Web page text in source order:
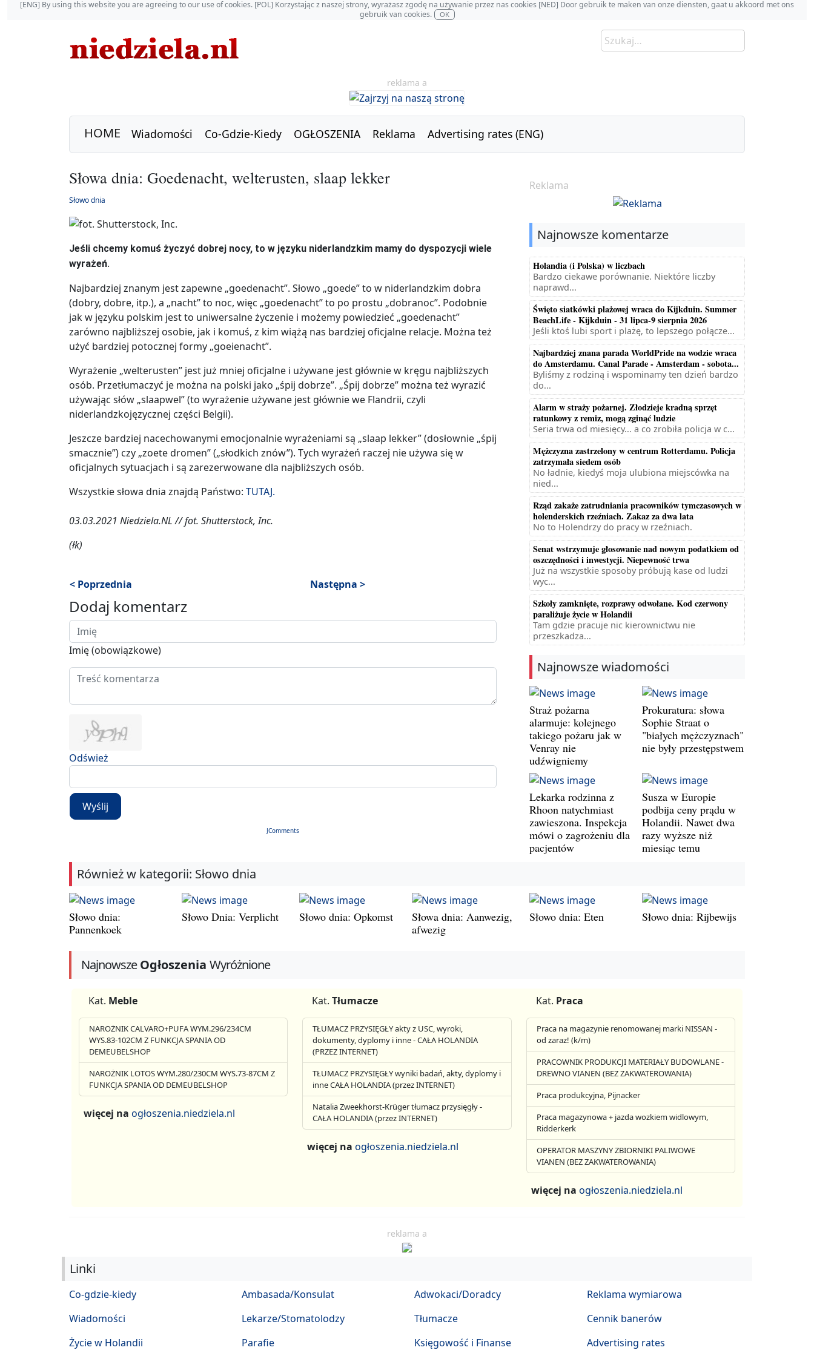
[ENG] By using this website you are agreeing to our use of cookies. [POL] Korzystając z naszej strony, wyrażasz zgodę na używanie przez nas cookies [NED] Door gebruik te maken van onze diensten, gaat u akkoord met ons
gebruik van cookies.
OK
reklama a
HOME Wiadomości Co-Gdzie-Kiedy OGŁOSZENIA Reklama Advertising rates (ENG)
Słowa dnia: Goedenacht, welterusten, slaap lekker
Słowo dnia
Jeśli chcemy komuś życzyć dobrej nocy, to w języku niderlandzkim mamy do dyspozycji wiele
wyrażeń.
Najbardziej znanym jest zapewne „goedenacht”. Słowo „goede” to w niderlandzkim dobra
(dobry, dobre, itp.), a „nacht” to noc, więc „goedenacht” to po prostu „dobranoc”. Podobnie
jak w języku polskim jest to uniwersalne życzenie i możemy powiedzieć „goedenacht”
zarówno najbliższej osobie, jak i komuś, z kim wiążą nas bardziej oficjalne relacje. Można też
użyć bardziej potocznej formy „goeienacht”.
Wyrażenie „welterusten” jest już mniej oficjalne i używane jest głównie w kręgu najbliższych
osób. Przetłumaczyć je można na polski jako „śpij dobrze”. „Śpij dobrze” można też wyrazić
używając słów „slaapwel” (to wyrażenie używane jest głównie we Flandrii, czyli
niderlandzkojęzycznej części Belgii).
Jeszcze bardziej nacechowanymi emocjonalnie wyrażeniami są „slaap lekker” (dosłownie „śpij
smacznie”) czy „zoete dromen” („słodkich znów”). Tych wyrażeń raczej nie używa się w
oficjalnych sytuacjach i są zarezerwowane dla najbliższych osób.
Wszystkie słowa dnia znajdą Państwo: TUTAJ.
03.03.2021 Niedziela.NL // fot. Shutterstock, Inc.
(łk)
< Poprzednia Następna >
Dodaj komentarz
Imię (obowiązkowe)
Odśwież
Wyślij
JComments
Reklama
Najnowsze komentarze
Holandia (i Polska) w liczbach
Bardzo ciekawe porównanie. Niektóre liczby
naprawd...
Święto siatkówki plażowej wraca do Kijkduin. Summer
BeachLife - Kijkduin - 31 lipca-9 sierpnia 2026
Jeśli ktoś lubi sport i plażę, to lepszego połącze...
Najbardziej znana parada WorldPride na wodzie wraca
do Amsterdamu. Canal Parade - Amsterdam - sobota...
Byliśmy z rodziną i wspominamy ten dzień bardzo
do...
Alarm w straży pożarnej. Złodzieje kradną sprzęt
ratunkowy z remiz, mogą zginąć ludzie
Seria trwa od miesięcy... a co zrobiła policja w c...
Mężczyzna zastrzelony w centrum Rotterdamu. Policja
zatrzymała siedem osób
No ładnie, kiedyś moja ulubiona miejscówka na
nied...
Rząd zakaże zatrudniania pracowników tymczasowych w
holenderskich rzeźniach. Zakaz za dwa lata
No to Holendrzy do pracy w rzeźniach.
Senat wstrzymuje głosowanie nad nowym podatkiem od
oszczędności i inwestycji. Niepewność trwa
Już na wszystkie sposoby próbują kase od ludzi
wyc...
Szkoły zamknięte, rozprawy odwołane. Kod czerwony
paraliżuje życie w Holandii
Tam gdzie pracuje nic kierownictwu nie
przeszkadza...
Najnowsze wiadomości
Straż pożarna
alarmuje: kolejnego
takiego pożaru jak w
Venray nie
udźwigniemy
Prokuratura: słowa
Sophie Straat o
"białych mężczyznach"
nie były przestępstwem
Lekarka rodzinna z
Rhoon natychmiast
zawieszona. Inspekcja
mówi o zagrożeniu dla
pacjentów
Susza w Europie
podbija ceny prądu w
Holandii. Nawet dwa
razy wyższe niż
miesiąc temu
Również w kategorii: Słowo dnia
Słowo dnia:
Pannenkoek
Słowo Dnia: Verplicht Słowo dnia: Opkomst
Słowa dnia: Aanwezig,
afwezig
Słowo dnia: Eten Słowo dnia: Rijbewijs
NajnowszeOgłoszenia Wyróżnione
Kat. Meble
NAROŻNIK CALVARO+PUFA WYM.296/234CM
WYS.83-102CM Z FUNKCJA SPANIA OD
DEMEUBELSHOP
NAROŻNIK LOTOS WYM.280/230CM WYS.73-87CM Z
FUNKCJA SPANIA OD DEMEUBELSHOP
więcej na ogłoszenia.niedziela.nl
Kat. Tłumacze
TŁUMACZ PRZYSIĘGŁY akty z USC, wyroki,
dokumenty, dyplomy i inne - CAŁA HOLANDIA
(PRZEZ INTERNET)
TŁUMACZ PRZYSIĘGŁY wyniki badań, akty, dyplomy i
inne CAŁA HOLANDIA (przez INTERNET)
Natalia Zweekhorst-Krüger tłumacz przysięgły -
CAŁA HOLANDIA (przez INTERNET)
więcej naogłoszenia.niedziela.nl
Kat. Praca
Praca na magazynie renomowanej marki NISSAN -
od zaraz! (k/m)
PRACOWNIK PRODUKCJI MATERIAŁY BUDOWLANE -
DREWNO VIANEN (BEZ ZAKWATEROWANIA)
Praca produkcyjna, Pijnacker
Praca magazynowa + jazda wozkiem widlowym,
Ridderkerk
OPERATOR MASZYNY ZBIORNIKI PALIWOWE
VIANEN (BEZ ZAKWATEROWANIA)
więcej na ogłoszenia.niedziela.nl
reklama a
Linki
Co-gdzie-kiedy
Wiadomości
Życie w Holandii
Ambasada/Konsulat
Lekarze/Stomatolodzy
Parafie
Adwokaci/Doradcy
Tłumacze
Księgowość i Finanse
Reklama wymiarowa
Cennik banerów
Advertising rates